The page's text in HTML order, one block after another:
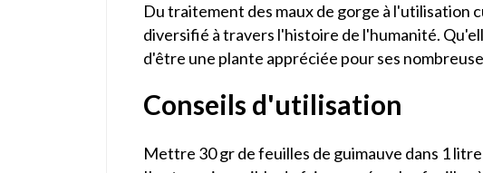
Du traitement des maux de gorge à l'utilisation
diversifié à travers l'histoire de l'humanité.
d'être une plante appréciée pour ses
Conseils d'utilisation
Mettre 30 gr de feuilles de guimauve dans 1